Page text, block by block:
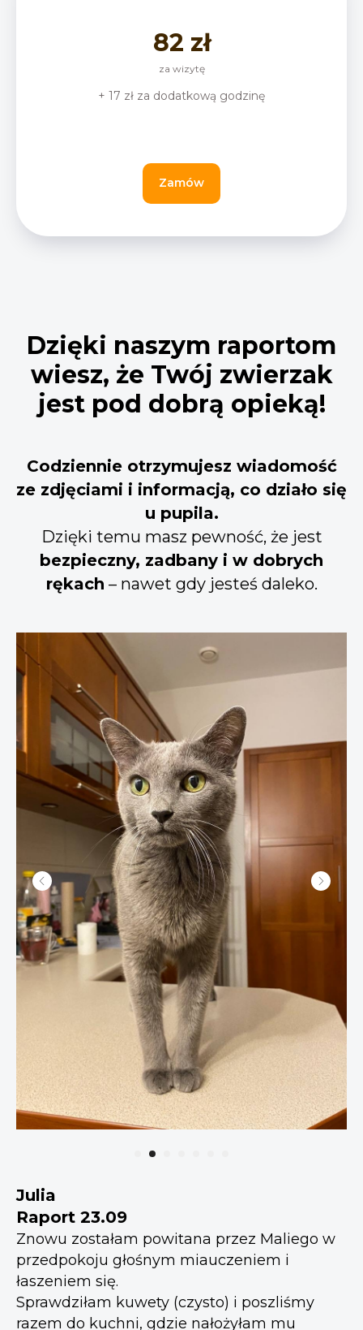
82 zł
za wizytę
+ 17 zł za dodatkową godzinę
Zamów
Dzięki naszym raportom
wiesz, że Twój zwierzak
jest pod dobrą opieką!
Codziennie otrzymujesz wiadomość
ze zdjęciami i informacją, co działo się
u pupila.
Dzięki temu masz pewność, że jest
bezpieczny, zadbany i w dobrych
rękach – nawet gdy jesteś daleko.
Julia
Raport 23.09
Znowu zostałam powitana przez Maliego w
przedpokoju głośnym miauczeniem i
łaszeniem się.
Sprawdziłam kuwety (czysto) i poszliśmy
razem do kuchni, gdzie nałożyłam mu